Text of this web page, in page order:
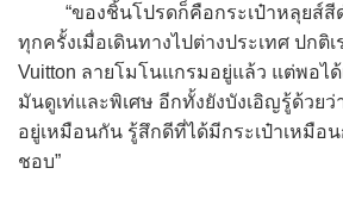
“ของชิ้นโปรดก็คือกระเป๋าหลุยส์สีด
ทุกครั้งเมื่อเดินทางไปต่างประเทศ ปกติเ
Vuitton ลายโมโนแกรมอยู่แล้ว แต่พอไ
มันดูเท่และพิเศษ อีกทั้งยังบังเอิญรู้ด้วย
อยู่เหมือนกัน รู้สึกดีที่ได้มีกระเป๋าเหมือ
ชอบ”